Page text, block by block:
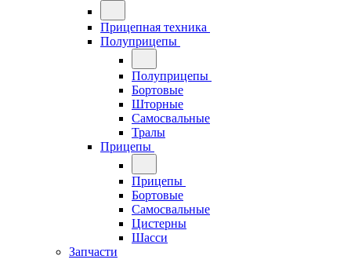
Прицепная техника
Полуприцепы
Полуприцепы
Бортовые
Шторные
Самосвальные
Тралы
Прицепы
Прицепы
Бортовые
Самосвальные
Цистерны
Шасси
Запчасти